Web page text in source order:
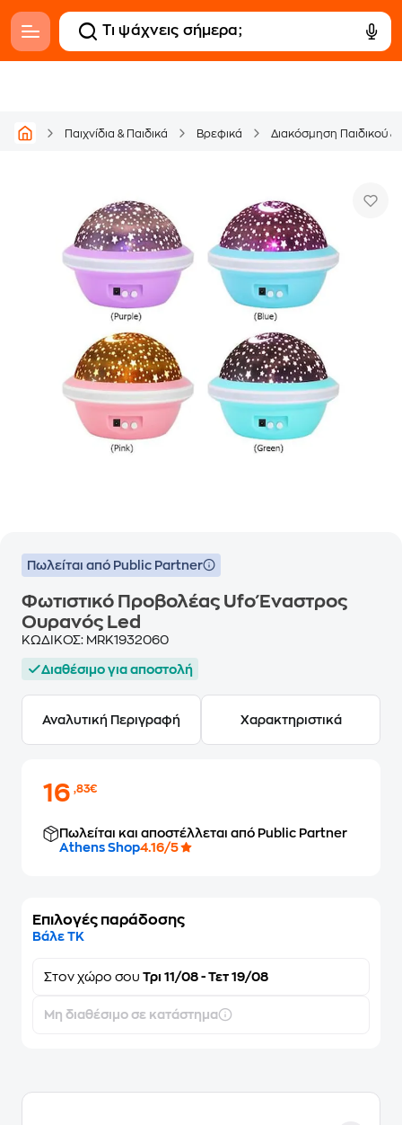
Παιχνίδια & Παιδικά Βρεφικά Διακόσμηση Παιδικού
Πωλείται από Public Partner
Φωτιστικό Προβολέας Ufo Έναστρος
Ουρανός Led
ΚΩΔΙΚΟΣ: MRK1932060
Διαθέσιμο για αποστολή
Αναλυτική Περιγραφή Χαρακτηριστικά
16,83€
Πωλείται και αποστέλλεται από Public Partner
Athens Shop4.16/5
Επιλογές παράδοσης
Βάλε ΤΚ
Στον χώρο σου Τρι 11/08 - Τετ 19/08
Μη διαθέσιμο σε κατάστημα